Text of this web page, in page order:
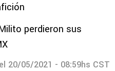
perdieron sus
20/05/2021 - 08:59hs CST